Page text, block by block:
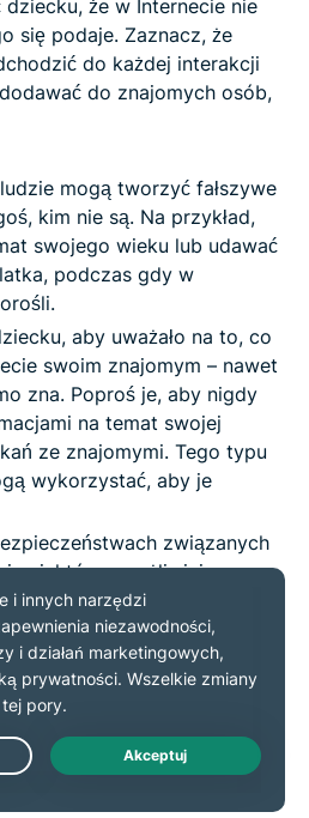
dziecku, że w Internecie nie
się podaje. Zaznacz, że
do każdej interakcji
do znajomych osób,
mogą tworzyć fałszywe
kim nie są. Na przykład,
swojego wieku lub udawać
podczas gdy w
aby uważało na to, co
swoim znajomym – nawet
zna. Poproś je, aby nigdy
na temat swojej
ze znajomymi. Tego typu
wykorzystać, aby je
związanych
które umożliwiają
i czatowanie wideo.
poinformuje Cię, jeśli
je o spotkanie w
Uprzedź dziecko o ryzyku